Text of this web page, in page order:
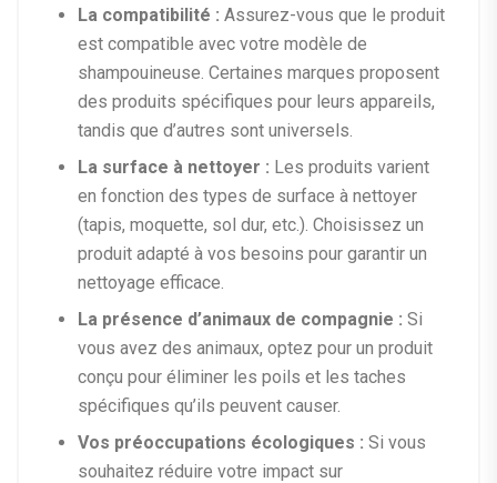
La compatibilité : Assurez-vous que le produit
est compatible avec votre modèle de
shampouineuse. Certaines marques proposent
des produits spécifiques pour leurs appareils,
tandis que d’autres sont universels.
La surface à nettoyer : Les produits varient
en fonction des types de surface à nettoyer
(tapis, moquette, sol dur, etc.). Choisissez un
produit adapté à vos besoins pour garantir un
nettoyage efficace.
La présence d’animaux de compagnie : Si
vous avez des animaux, optez pour un produit
conçu pour éliminer les poils et les taches
spécifiques qu’ils peuvent causer.
Vos préoccupations écologiques : Si vous
souhaitez réduire votre impact sur